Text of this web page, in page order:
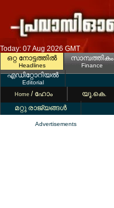
Today: 07 Aug 2026 GMT
ഒറ്റ നോട്ടത്തില്‍
Headlines
സാമ്പത്തികം
Finance
എഡിറ്റോറിയല്‍
Editorial
Home / ഹോം യൂ.കെ.
മറ്റു രാജ്യങ്ങള്‍
Advertisements